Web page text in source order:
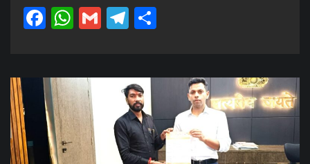
Facebook
WhatsApp
GmailTelegram